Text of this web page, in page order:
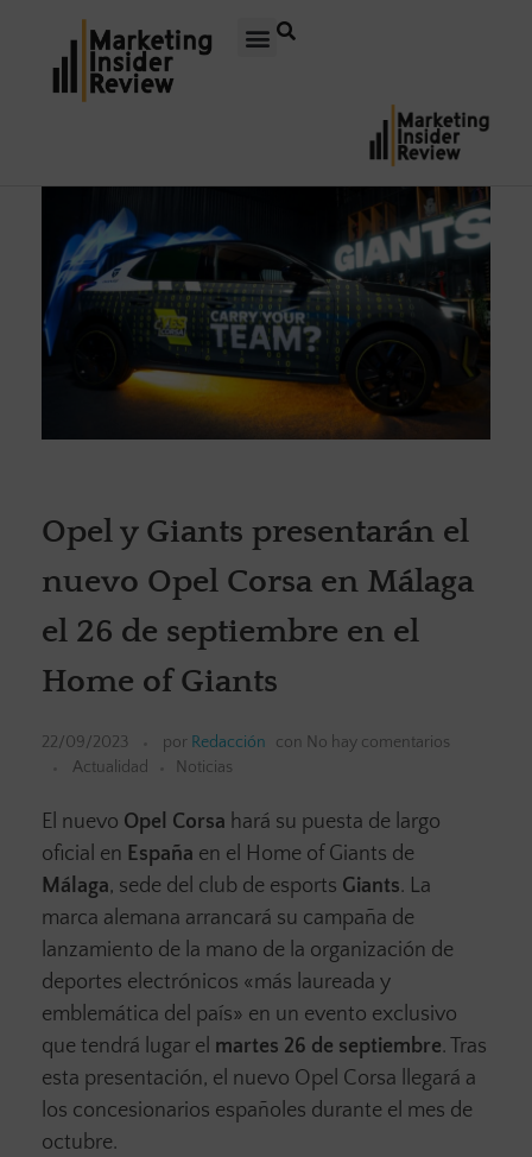
Opel y Giants presentarán el
nuevo Opel Corsa en Málaga
el 26 de septiembre en el
Home of Giants
22/09/2023 por Redacción con No hay comentarios
Actualidad
Noticias
El nuevo Opel Corsa hará su puesta de largo
oficial en España en el Home of Giants de
Málaga, sede del club de esports Giants. La
marca alemana arrancará su campaña de
lanzamiento de la mano de la organización de
deportes electrónicos «más laureada y
emblemática del país» en un evento exclusivo
que tendrá lugar el martes 26 de septiembre. Tras
esta presentación, el nuevo Opel Corsa llegará a
los concesionarios españoles durante el mes de
octubre.